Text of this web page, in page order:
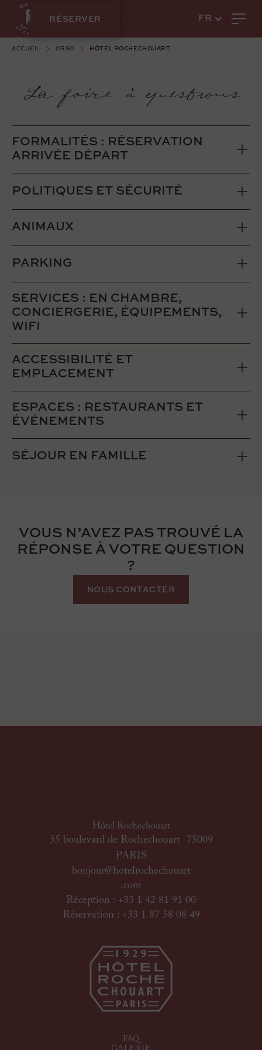
FR
RÉSERVER
ACCUEIL ORSO HÔTEL ROCHECHOUART
La foire à questions
FORMALITÉS : RÉSERVATION
ARRIVÉE DÉPART
POLITIQUES ET SÉCURITÉ
ANIMAUX
PARKING
SERVICES : EN CHAMBRE,
CONCIERGERIE, ÉQUIPEMENTS,
WIFI
ACCESSIBILITÉ ET
EMPLACEMENT
ESPACES : RESTAURANTS ET
ÉVÉNEMENTS
SÉJOUR EN FAMILLE
VOUS N’AVEZ PAS TROUVÉ LA
RÉPONSE À VOTRE QUESTION
?
NOUS CONTACTER
Hôtel Rochechouart
55 boulevard de Rochechouart 75009
PARIS
bonjour@hotelrochechouart
.com
Réception : +33 1 42 81 91 00
Réservation : +33 1 87 58 08 49
FAQ